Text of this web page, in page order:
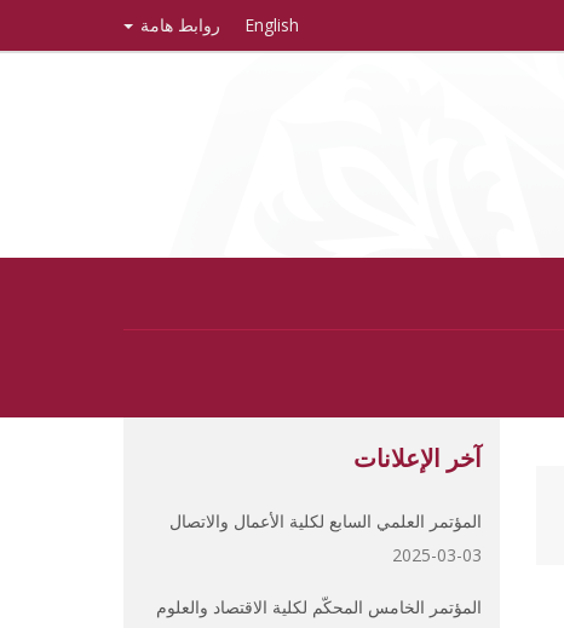
English روابط هامة
آخر الإعلانات
المؤتمر العلمي السابع لكلية الأعمال والاتصال
2025-03-03
المؤتمر الخامس المحكّم لكلية الاقتصاد والعلوم